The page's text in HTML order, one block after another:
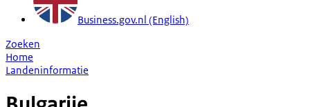
Business.gov.nl (English)
Zoeken
Home
Landeninformatie